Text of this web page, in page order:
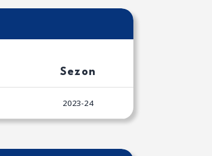
Sezon
2023-24